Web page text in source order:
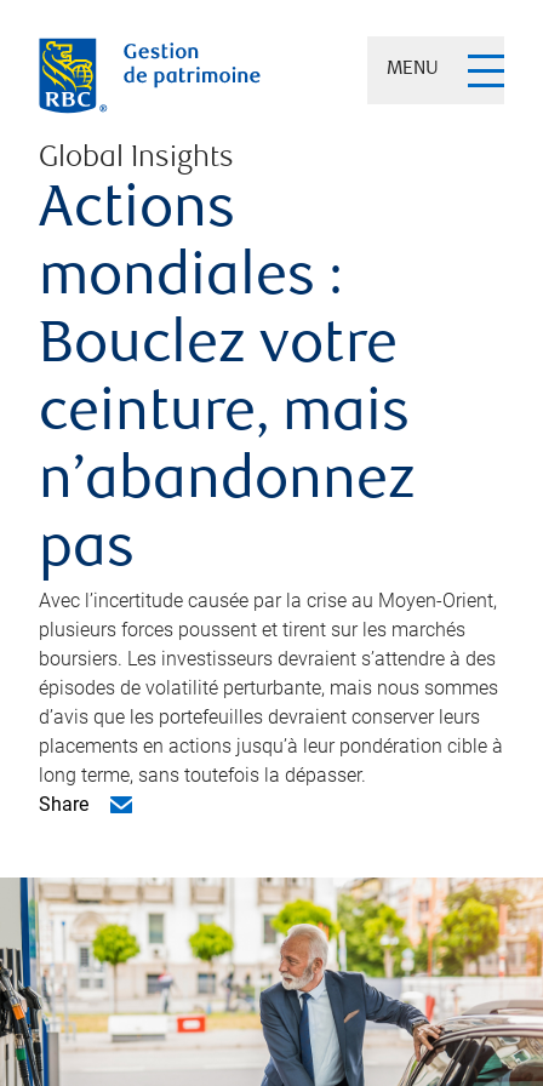
MENU
Global Insights
Actions
mondiales :
Bouclez votre
ceinture, mais
n’abandonnez
pas
Avec l’incertitude causée par la crise au Moyen-Orient,
plusieurs forces poussent et tirent sur les marchés
boursiers. Les investisseurs devraient s’attendre à des
épisodes de volatilité perturbante, mais nous sommes
d’avis que les portefeuilles devraient conserver leurs
placements en actions jusqu’à leur pondération cible à
long terme, sans toutefois la dépasser.
Share